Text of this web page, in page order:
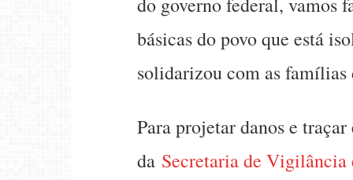
básicas do povo que está
solidarizou com as famílias
Para projetar danos e
da Secretaria de Vigilância